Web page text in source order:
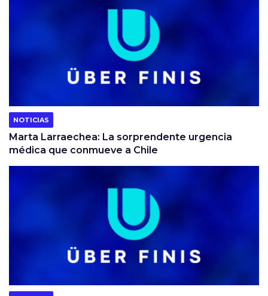
NOTICIAS
Marta Larraechea: La sorprendente urgencia
médica que conmueve a Chile